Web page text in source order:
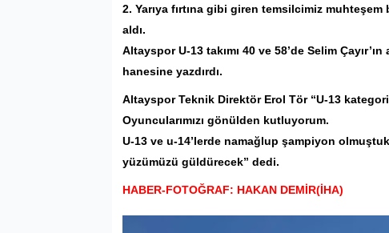
2. Yarıya fırtına gibi giren temsilcimiz
aldı.
Altayspor U-13 takımı 40 ve 58’de Selim
hanesine yazdırdı.
Altayspor Teknik Direktör Erol Tör “U-13
Oyuncularımızı gönülden kutluyorum.
U-13 ve u-14’lerde namağlup şampiyon
yüzümüzü güldürecek” dedi.
HABER-FOTOĞRAF: HAKAN DEMİR(İHA)